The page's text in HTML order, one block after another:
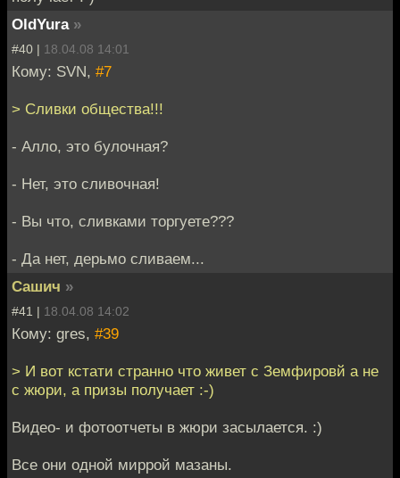
OldYura »
#40 | 18.04.08 14:01
Кому: SVN, #7
> Сливки общества!!!
- Алло, это булочная?
- Нет, это сливочная!
- Вы что, сливками торгуете???
- Да нет, дерьмо сливаем...
Сашич »
#41 | 18.04.08 14:02
Кому: gres, #39
> И вот кстати странно что живет с Земфировй а не
с жюри, а призы получает :-)
Видео- и фотоотчеты в жюри засылается. :)
Все они одной миррой мазаны.